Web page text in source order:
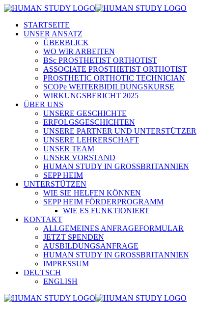
STARTSEITE
UNSER ANSATZ
ÜBERBLICK
WO WIR ARBEITEN
BSc PROSTHETIST ORTHOTIST
ASSOCIATE PROSTHETIST ORTHOTIST
PROSTHETIC ORTHOTIC TECHNICIAN
SCOPe WEITERBIDILDUNGSKURSE
WIRKUNGSBERICHT 2025
ÜBER UNS
UNSERE GESCHICHTE
ERFOLGSGESCHICHTEN
UNSERE PARTNER UND UNTERSTÜTZER
UNSERE LEHRERSCHAFT
UNSER TEAM
UNSER VORSTAND
HUMAN STUDY IN GROSSBRITANNIEN
SEPP HEIM
UNTERSTÜTZEN
WIE SIE HELFEN KÖNNEN
SEPP HEIM FÖRDERPROGRAMM
WIE ES FUNKTIONIERT
KONTAKT
ALLGEMEINES ANFRAGEFORMULAR
JETZT SPENDEN
AUSBILDUNGSANFRAGE
HUMAN STUDY IN GROSSBRITANNIEN
IMPRESSUM
DEUTSCH
ENGLISH